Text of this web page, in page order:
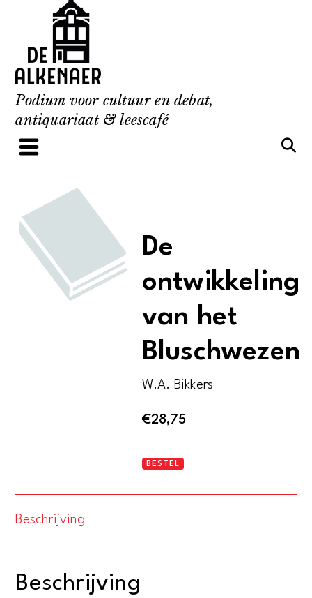
content
Podium voor cultuur en debat,
antiquariaat & leescafé
De
ontwikkeling
van het
Bluschwezen
W.A. Bikkers
€28,75
De
BESTEL
Beschrijving
Beschrijving